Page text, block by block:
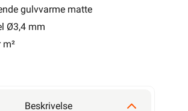
gulvvarme matte
Ø3,4 mm
m²
Beskrivelse